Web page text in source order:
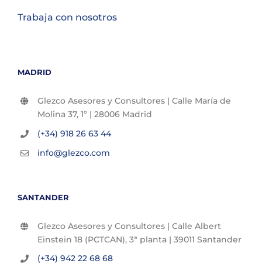
Trabaja con nosotros
MADRID
Glezco Asesores y Consultores | Calle María de
Molina 37, 1º | 28006 Madrid
(+34) 918 26 63 44
info@glezco.com
SANTANDER
Glezco Asesores y Consultores | Calle Albert
Einstein 18 (PCTCAN), 3ª planta | 39011 Santander
(+34) 942 22 68 68